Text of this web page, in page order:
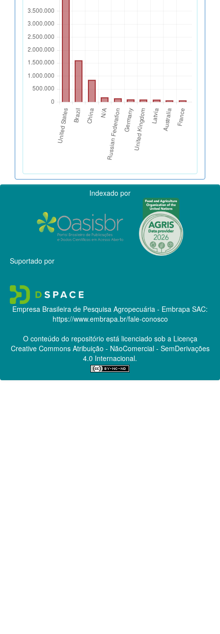
Indexado por
Suportado por
Empresa Brasileira de Pesquisa Agropecuária - Embrapa SAC:
https://www.embrapa.br/fale-conosco
O conteúdo do repositório está licenciado sob a Licença
Creative CommonsAtribuição - NãoComercial - SemDerivações
4.0 Internacional.